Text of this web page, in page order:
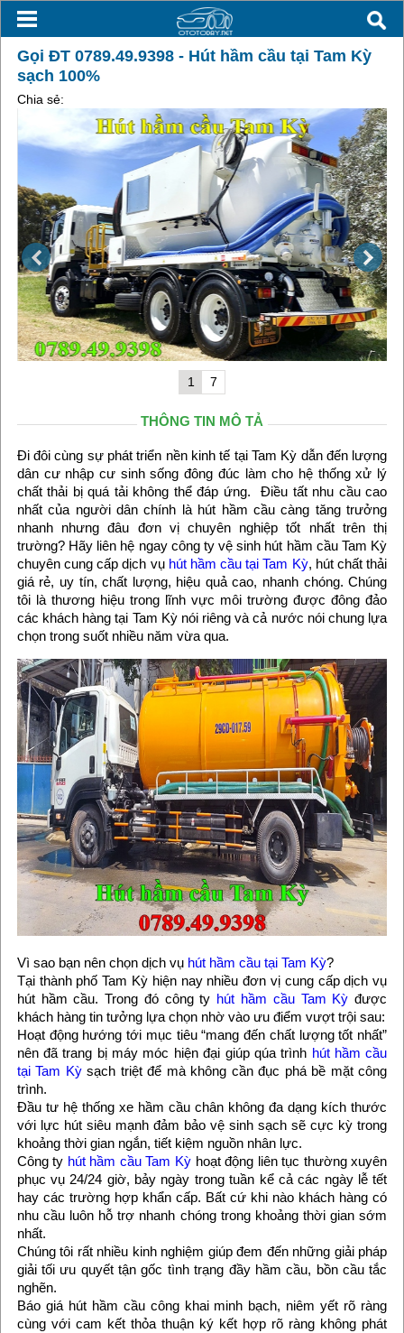
Gọi ĐT 0789.49.9398 - Hút hầm cầu tại Tam Kỳ
sạch 100%
Chia sẻ:
1 7
THÔNG TIN MÔ TẢ
Đi đôi cùng sự phát triển nền kinh tế tại Tam Kỳ dẫn đến lượng
dân cư nhập cư sinh sống đông đúc làm cho hệ thống xử lý
chất thải bị quá tải không thể đáp ứng. Điều tất nhu cầu cao
nhất của người dân chính là hút hầm cầu càng tăng trưởng
nhanh nhưng đâu đơn vị chuyên nghiệp tốt nhất trên thị
trường? Hãy liên hệ ngay công ty vệ sinh hút hầm cầu Tam Kỳ
chuyên cung cấp dịch vụ hút hầm cầu tại Tam Kỳ, hút chất thải
giá rẻ, uy tín, chất lượng, hiệu quả cao, nhanh chóng. Chúng
tôi là thương hiệu trong lĩnh vực môi trường được đông đảo
các khách hàng tại Tam Kỳ nói riêng và cả nước nói chung lựa
chọn trong suốt nhiều năm vừa qua.
Vì sao bạn nên chọn dịch vụ hút hầm cầu tại Tam Kỳ?
Tại thành phố Tam Kỳ hiện nay nhiều đơn vị cung cấp dịch vụ
hút hầm cầu. Trong đó công ty hút hầm cầu Tam Kỳ được
khách hàng tin tưởng lựa chọn nhờ vào ưu điểm vượt trội sau:
Hoạt động hướng tới mục tiêu “mang đến chất lượng tốt nhất”
nên đã trang bị máy móc hiện đại giúp qúa trình hút hầm cầu
tại Tam Kỳsạch triệt để mà không cần đục phá bề mặt công
trình.
Đầu tư hệ thống xe hầm cầu chân không đa dạng kích thước
với lực hút siêu mạnh đảm bảo vệ sinh sạch sẽ cực kỳ trong
khoảng thời gian ngắn, tiết kiệm nguồn nhân lực.
Công ty hút hầm cầu Tam Kỳ hoạt động liên tục thường xuyên
phục vụ 24/24 giờ, bảy ngày trong tuần kể cả các ngày lễ tết
hay các trường hợp khẩn cấp. Bất cứ khi nào khách hàng có
nhu cầu luôn hỗ trợ nhanh chóng trong khoảng thời gian sớm
nhất.
Chúng tôi rất nhiều kinh nghiệm giúp đem đến những giải pháp
giải tối ưu quyết tận gốc tình trạng đầy hầm cầu, bồn cầu tắc
nghẽn.
Báo giá hút hầm cầu công khai minh bạch, niêm yết rõ ràng
cùng với cam kết thỏa thuận ký kết hợp rõ ràng không phát